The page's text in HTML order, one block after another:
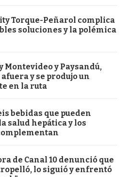
Torque-Peñarol complica
soluciones y la polémica
Montevideo y Paysandú,
y se produjo un
en la ruta
bebidas que pueden
salud hepática y los
de Canal 10 denunció que
lo siguió y enfrentó